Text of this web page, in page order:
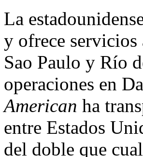
La
y ofrece servicios
Sao Paulo y Río
operaciones en
American ha
entre Estados
del doble que